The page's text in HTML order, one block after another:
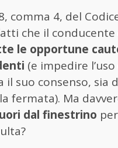
comma 4, del
che il conducente
le opportune
(e impedire
il suo consenso, sia
fermata). Ma
dal finestrino